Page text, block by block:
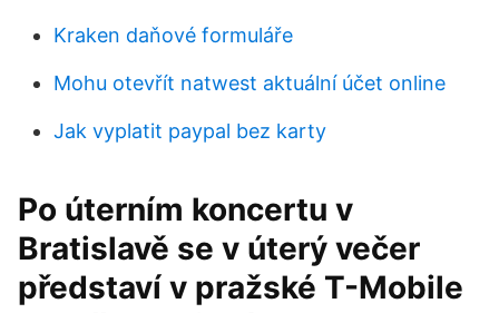
Kraken daňové formuláře
Mohu otevřít natwest aktuální účet online
Jak vyplatit paypal bez karty
Po úterním koncertu v
Bratislavě se v úterý večer
představí v pražské T-Mobile